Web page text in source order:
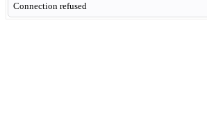
Connection refused